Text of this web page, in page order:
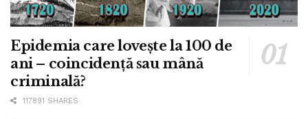
Epidemia care lovește la 100 de
ani – coincidență sau mână
criminală?
117891 SHARES